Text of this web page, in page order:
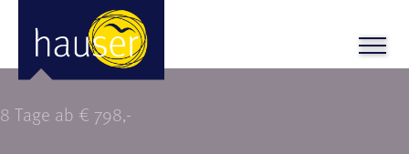
Norwegens Fjorde
8 Tage ab € 798,-